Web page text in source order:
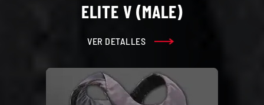
ELITE V (MALE)
VER DETALLES